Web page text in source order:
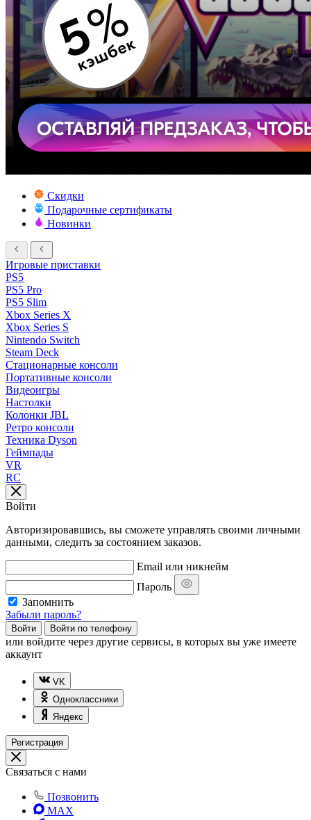
Скидки
Подарочные сертификаты
Новинки
Игровые приставки
PS5
PS5 Pro
PS5 Slim
Xbox Series X
Xbox Series S
Nintendo Switch
Steam Deck
Стационарные консоли
Портативные консоли
Видеоигры
Настолки
Колонки JBL
Ретро консоли
Техника Dyson
Геймпады
VR
RC
Войти
Авторизировавшись, вы сможете управлять своими личными
данными, следить за состоянием заказов.
Email или никнейм
Пароль
Запомнить
Забыли пароль?
Войти Войти по телефону
или войдите через другие сервисы, в которых вы уже имеете
аккаунт
VK
Одноклассники
Яндекс
Регистрация
Связаться с нами
Позвонить
MAX